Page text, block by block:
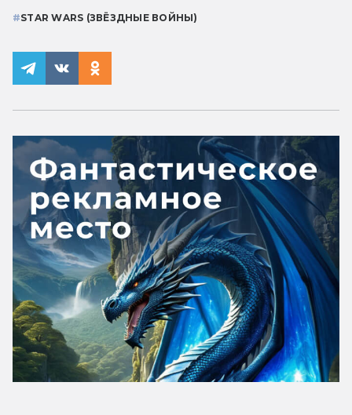
#STAR WARS (ЗВЁЗДНЫЕ ВОЙНЫ)